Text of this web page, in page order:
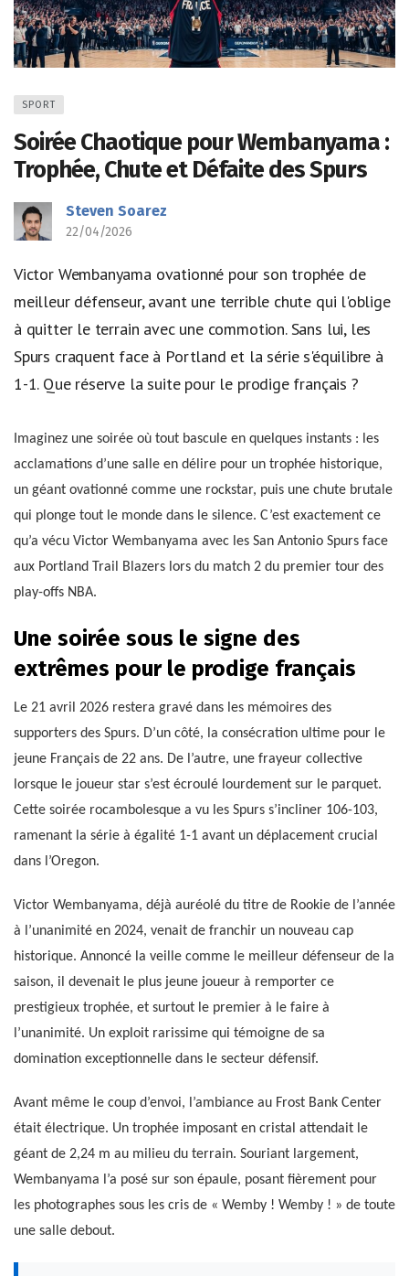
SPORT
Soirée Chaotique pour Wembanyama :
Trophée, Chute et Défaite des Spurs
Steven Soarez
22/04/2026
Victor Wembanyama ovationné pour son trophée de
meilleur défenseur, avant une terrible chute qui l'oblige
à quitter le terrain avec une commotion. Sans lui, les
Spurs craquent face à Portland et la série s'équilibre à
1-1. Que réserve la suite pour le prodige français ?
Imaginez une soirée où tout bascule en quelques instants : les
acclamations d’une salle en délire pour un trophée historique,
un géant ovationné comme une rockstar, puis une chute brutale
qui plonge tout le monde dans le silence. C’est exactement ce
qu’a vécu Victor Wembanyama avec les San Antonio Spurs face
aux Portland Trail Blazers lors du match 2 du premier tour des
play-offs NBA.
Une soirée sous le signe des
extrêmes pour le prodige français
Le 21 avril 2026 restera gravé dans les mémoires des
supporters des Spurs. D’un côté, la consécration ultime pour le
jeune Français de 22 ans. De l’autre, une frayeur collective
lorsque le joueur star s’est écroulé lourdement sur le parquet.
Cette soirée rocambolesque a vu les Spurs s’incliner 106-103,
ramenant la série à égalité 1-1 avant un déplacement crucial
dans l’Oregon.
Victor Wembanyama, déjà auréolé du titre de Rookie de l’année
à l’unanimité en 2024, venait de franchir un nouveau cap
historique. Annoncé la veille comme le meilleur défenseur de la
saison, il devenait le plus jeune joueur à remporter ce
prestigieux trophée, et surtout le premier à le faire à
l’unanimité. Un exploit rarissime qui témoigne de sa
domination exceptionnelle dans le secteur défensif.
Avant même le coup d’envoi, l’ambiance au Frost Bank Center
était électrique. Un trophée imposant en cristal attendait le
géant de 2,24 m au milieu du terrain. Souriant largement,
Wembanyama l’a posé sur son épaule, posant fièrement pour
les photographes sous les cris de « Wemby ! Wemby ! » de toute
une salle debout.